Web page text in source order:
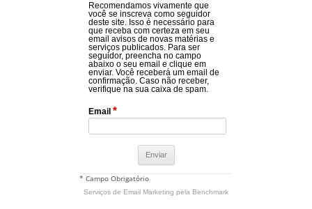
Recomendamos vivamente que
você se inscreva como seguidor
deste site. Isso é necessário para
que receba com certeza em seu
email avisos de novas matérias e
serviços publicados. Para ser
seguidor, preencha no campo
abaixo o seu email e clique em
enviar. Você receberá um email de
confirmação. Caso não receber,
verifique na sua caixa de spam.
Email *
* Campo Obrigatório
Serviços de Email Marketing pela Benchmark